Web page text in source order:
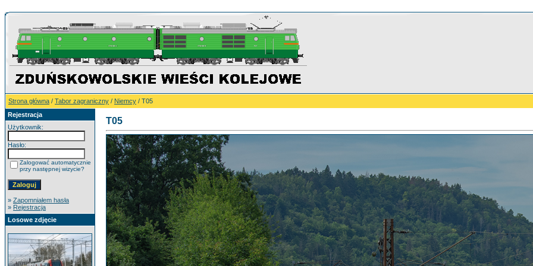
Strona główna / Tabor zagraniczny / Niemcy / T05
Rejestracja
Użytkownik:
Hasło:
Zalogować automatycznie
przy następnej wizycie?
» Zapomniałem hasła
» Rejestracja
Losowe zdjęcie
T05